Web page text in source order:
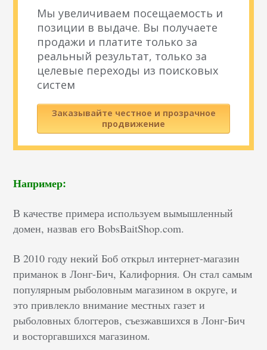
Мы увеличиваем посещаемость и
позиции в выдаче. Вы получаете
продажи и платите только за
реальный результат, только за
целевые переходы из поисковых
систем
Заказывайте честное и прозрачное
продвижение
Например:
В качестве примера используем вымышленный
домен, назвав его BobsBaitShop.com.
В 2010 году некий Боб открыл интернет-магазин
приманок в Лонг-Бич, Калифорния. Он стал самым
популярным рыболовным магазином в округе, и
это привлекло внимание местных газет и
рыболовных блоггеров, съезжавшихся в Лонг-Бич
и восторгавшихся магазином.